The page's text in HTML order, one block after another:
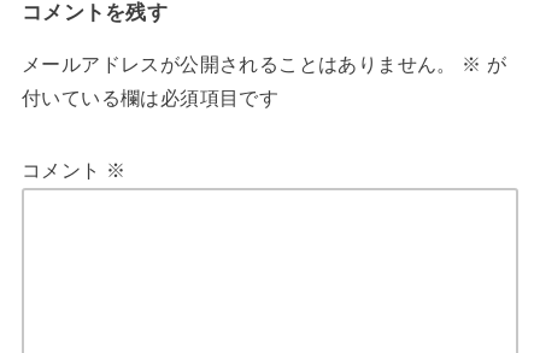
コメントを残す
メールアドレスが公開されることはありません。 ※ が
付いている欄は必須項目です
コメント ※